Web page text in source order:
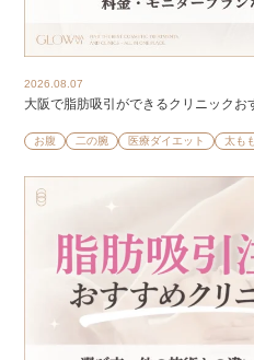
2026.08.07
大阪で脂肪吸引ができるクリニックお
お腹 二の腕 医療ダイエット 太も